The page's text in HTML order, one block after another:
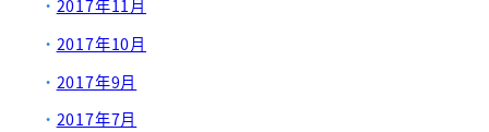
2017年11月
2017年10月
2017年9月
2017年7月